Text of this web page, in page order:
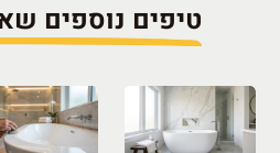
טיפים נוספים